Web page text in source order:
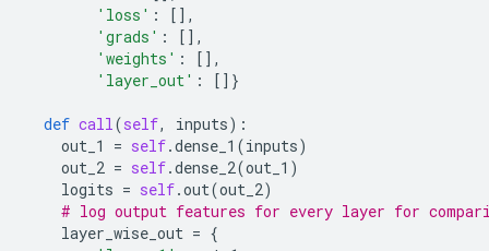
'loss' :
[],
'grads' :
[],
'weights' :
[],
'layer_out' : []}
def call(self, inputs):
out_1
= self.dense_1 (inputs)
out_2 = self.dense_2(out_1 )
logits = self.out(out_2)
# log output features for every layer for
layer_wise_out = {